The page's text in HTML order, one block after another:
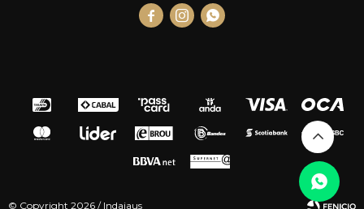
  
© Copyright 2026 / Indajaus